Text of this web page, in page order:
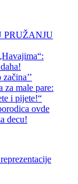
PRUŽANJU
male pare:
i pijete!“
ovde
decu!